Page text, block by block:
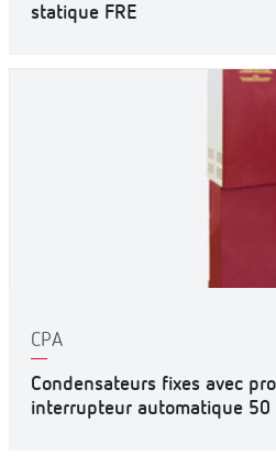
statique FRE
CPA
Condensateurs fixes avec
interrupteur automatique 50